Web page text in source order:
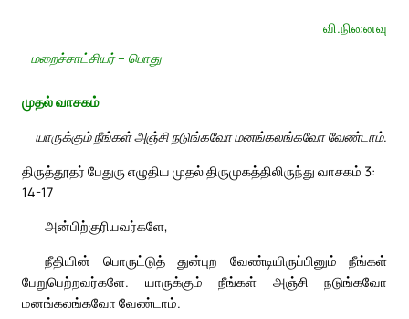
வி.நினைவு
மறைச்சாட்சியர் – பொது
முதல் வாசகம்
யாருக்கும் நீங்கள் அஞ்சி நடுங்கவோ மனங்கலங்கவோ வேண்டாம்.
திருத்தூதர் பேதுரு எழுதிய முதல் திருமுகத்திலிருந்து வாசகம் 3:
14-17
அன்பிற்குரியவர்களே,
நீதியின் பொருட்டுத் துன்புற வேண்டியிருப்பினும் நீங்கள்
பேறுபெற்றவர்களே. யாருக்கும் நீங்கள் அஞ்சி நடுங்கவோ
மனங்கலங்கவோ வேண்டாம்.